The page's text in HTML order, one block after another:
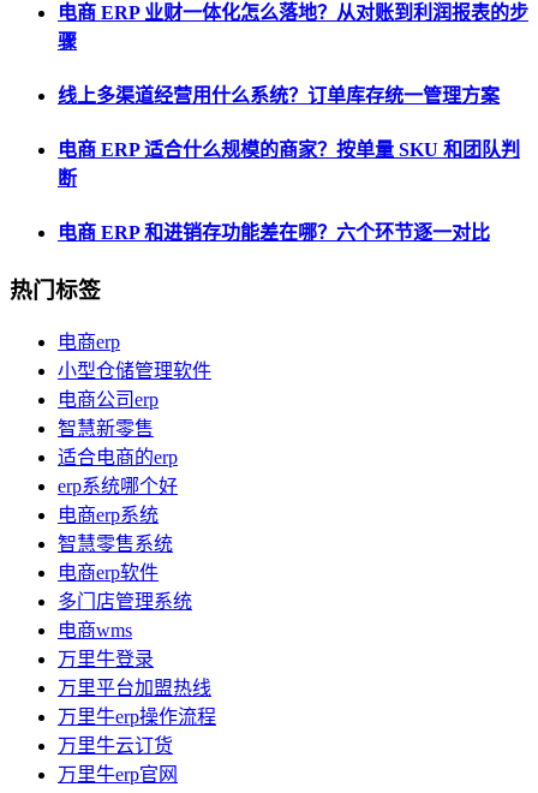
电商 ERP 业财一体化怎么落地？从对账到利润报表的步
骤
线上多渠道经营用什么系统？订单库存统一管理方案
电商 ERP 适合什么规模的商家？按单量 SKU 和团队判
断
电商 ERP 和进销存功能差在哪？六个环节逐一对比
热门标签
电商erp
小型仓储管理软件
电商公司erp
智慧新零售
适合电商的erp
erp系统哪个好
电商erp系统
智慧零售系统
电商erp软件
多门店管理系统
电商wms
万里牛登录
万里平台加盟热线
万里牛erp操作流程
万里牛云订货
万里牛erp官网